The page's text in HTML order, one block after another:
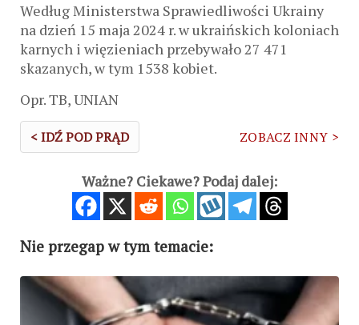
Według Ministerstwa Sprawiedliwości Ukrainy
na dzień 15 maja 2024 r. w ukraińskich koloniach
karnych i więzieniach przebywało 27 471
skazanych, w tym 1538 kobiet.
Opr. TB, UNIAN
< IDŹ POD PRĄD ZOBACZ INNY >
Ważne? Ciekawe? Podaj dalej:
Nie przegap w tym temacie: